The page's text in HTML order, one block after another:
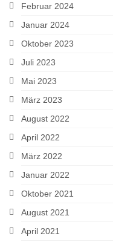
Februar 2024
Januar 2024
Oktober 2023
Juli 2023
Mai 2023
März 2023
August 2022
April 2022
März 2022
Januar 2022
Oktober 2021
August 2021
April 2021